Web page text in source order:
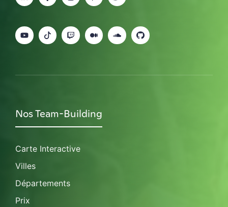
Nos Team-Building
Carte Interactive
Villes
Départements
Prix